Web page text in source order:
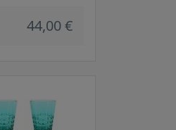
44,00 €